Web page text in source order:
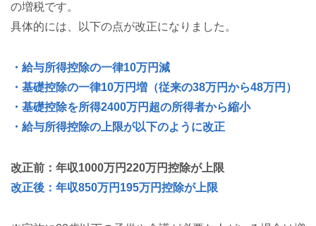
の増税です。
具体的には、以下の点が改正になりました。
・給与所得控除の一律10万円減
・基礎控除の一律10万円増（従来の38万円から48万円）
・基礎控除を所得2400万円超の所得者から縮小
・給与所得控除の上限が以下のように改正
改正前：年収1000万円220万円控除が上限
改正後：年収850万円195万円控除が上限